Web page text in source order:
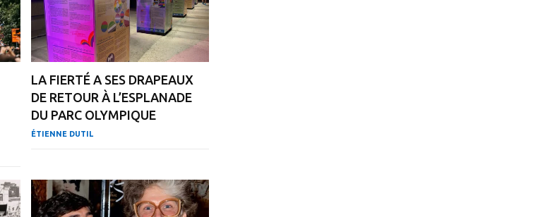
LA FIERTÉ A SES DRAPEAUX
DE RETOUR À L’ESPLANADE
DU PARC OLYMPIQUE
ÉTIENNE DUTIL